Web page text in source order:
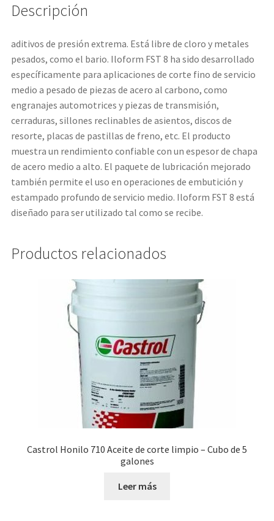
Descripción
aditivos de presión extrema. Está libre de cloro y metales
pesados, como el bario. Iloform FST 8 ha sido desarrollado
específicamente para aplicaciones de corte fino de servicio
medio a pesado de piezas de acero al carbono, como
engranajes automotrices y piezas de transmisión,
cerraduras, sillones reclinables de asientos, discos de
resorte, placas de pastillas de freno, etc. El producto
muestra un rendimiento confiable con un espesor de chapa
de acero medio a alto. El paquete de lubricación mejorado
también permite el uso en operaciones de embutición y
estampado profundo de servicio medio. Iloform FST 8 está
diseñado para ser utilizado tal como se recibe.
Productos relacionados
Castrol Honilo 710 Aceite de corte limpio – Cubo de 5
galones
Leer más